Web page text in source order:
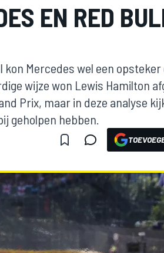
EN RED
kon Mercedes wel een
wijze won Lewis Hamilton
Prix, maar in deze analyse
geholpen hebben.